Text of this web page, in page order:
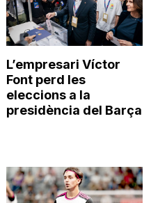
L’empresari Víctor
Font perd les
eleccions a la
presidència del Barça